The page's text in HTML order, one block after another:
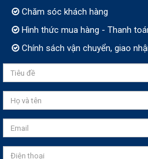
Chăm sóc khách hàng
Hình thức mua hàng - Thanh
Chính sách vận chuyển, giao